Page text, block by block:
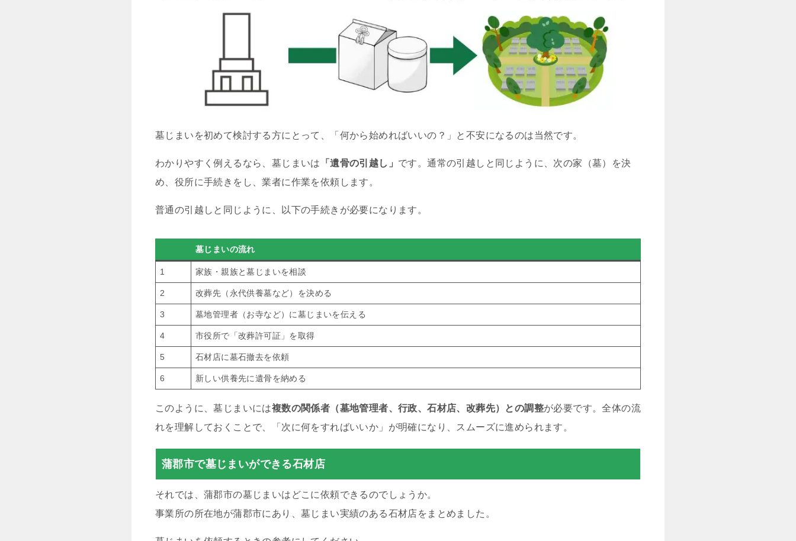
墓じまいを初めて検討する方にとって、「何から始めればいいの？」と不安になるのは当然です。
わかりやすく例えるなら、墓じまいは 「遺骨の引越し」 です。通常の引越しと同じように、次の家（墓）を決
め、役所に手続きをし、業者に作業を依頼します。
普通の引越しと同じように、以下の手続きが必要になります。
墓じまいの流れ
1 家族・親族と墓じまいを相談
2 改葬先（永代供養墓など）を決める
3 墓地管理者（お寺など）に墓じまいを伝える
4 市役所で「改葬許可証」を取得
5 石材店に墓石撤去を依頼
6 新しい供養先に遺骨を納める
このように、墓じまいには複数の関係者（墓地管理者、行政、石材店、改葬先）との調整が必要です。全体の流
れを理解しておくことで、「次に何をすればいいか」が明確になり、スムーズに進められます。
蒲郡市で墓じまいができる石材店
それでは、蒲郡市の墓じまいはどこに依頼できるのでしょうか。
事業所の所在地が蒲郡市にあり、墓じまい実績のある石材店をまとめました。